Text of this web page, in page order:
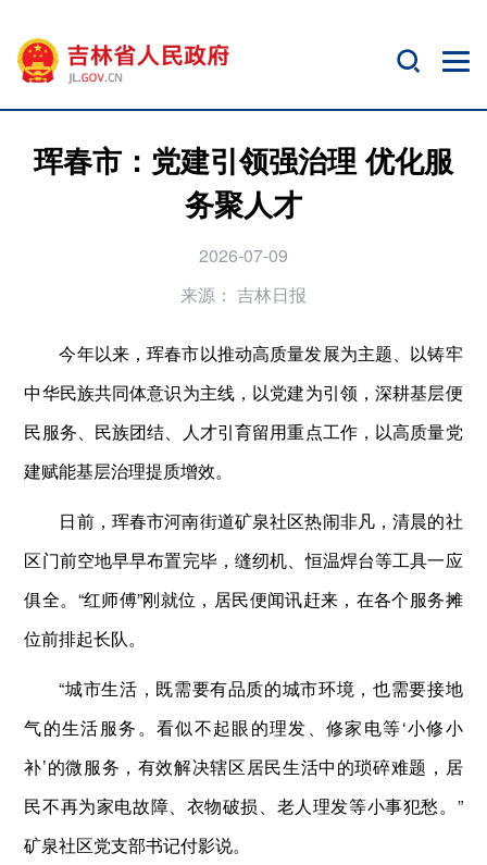
珲春市：党建引领强治理 优化服
务聚人才
2026-07-09
来源： 吉林日报
今年以来，珲春市以推动高质量发展为主题、以铸牢
中华民族共同体意识为主线，以党建为引领，深耕基层便
民服务、民族团结、人才引育留用重点工作，以高质量党
建赋能基层治理提质增效。
日前，珲春市河南街道矿泉社区热闹非凡，清晨的社
区门前空地早早布置完毕，缝纫机、恒温焊台等工具一应
俱全。“红师傅”刚就位，居民便闻讯赶来，在各个服务摊
位前排起长队。
“城市生活，既需要有品质的城市环境，也需要接地
气的生活服务。看似不起眼的理发、修家电等‘小修小
补’的微服务，有效解决辖区居民生活中的琐碎难题，居
民不再为家电故障、衣物破损、老人理发等小事犯愁。”
矿泉社区党支部书记付影说。